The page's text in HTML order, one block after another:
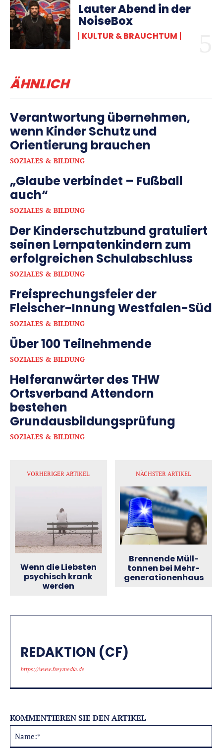
Lauter Abend in der
NoiseBox
KULTUR & BRAUCHTUM
ÄHNLICH
Verantwortung übernehmen,
wenn Kinder Schutz und
Orientierung brauchen
SOZIALES & BILDUNG
„Glaube verbindet – Fußball
auch“
SOZIALES & BILDUNG
Der Kinderschutzbund gratuliert
seinen Lernpatenkindern zum
erfolgreichen Schulabschluss
SOZIALES & BILDUNG
Freisprechungsfeier der
Fleischer-Innung Westfalen-Süd
SOZIALES & BILDUNG
Über 100 Teilnehmende
SOZIALES & BILDUNG
Helferanwärter des THW
Ortsverband Attendorn
bestehen
Grundausbildungsprüfung
SOZIALES & BILDUNG
VORHERIGER ARTIKEL
Wenn die Liebsten
psychisch krank
werden
NÄCHSTER ARTIKEL
Brennende Müll­
tonnen bei Mehr­
generationen­haus
REDAKTION (CF)
https://www.freymedia.de
KOMMENTIEREN SIE DEN ARTIKEL